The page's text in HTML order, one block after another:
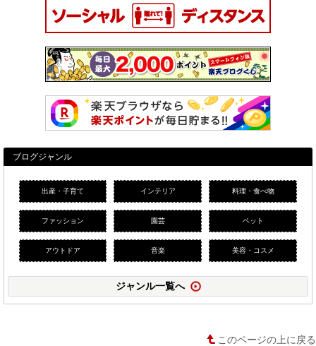
ブログジャンル
出産・子育て インテリア 料理・食べ物
ファッション 園芸 ペット
アウトドア 音楽 美容・コスメ
ジャンル一覧へ
このページの上に戻る